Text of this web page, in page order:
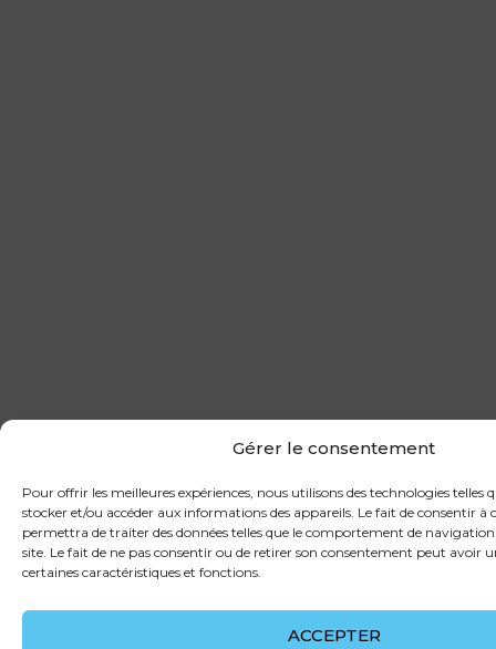
Gérer le consentement
Pour offrir les meilleures expériences, nous utilisons des technologies telles
stocker et/ou accéder aux informations des appareils. Le fait de consentir à
permettra de traiter des données telles que le comportement de navigation
site. Le fait de ne pas consentir ou de retirer son consentement peut avoir
certaines caractéristiques et fonctions.
ACCEPTER